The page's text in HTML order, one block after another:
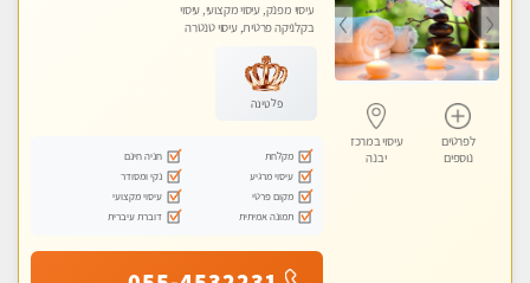
לפרטים
נוספים
עיסוי במרכז
יבנה
עיסוי מפנק, עיסוי מקצועי, עיסוי
בקלניקה פרטית, עיסוי טנטרה
פלטינה
מקלחת
חניה חינם
עיסוי מרגיע
נקי ומסודר
מקום פרטי
עיסוי מקצועי
תמונה אמיתית
דוברת עיברית